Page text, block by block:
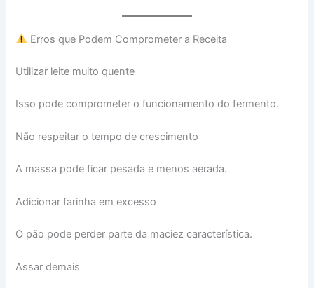
Erros que Podem Comprometer a Receita
Utilizar leite muito quente
Isso pode comprometer o funcionamento do fermento.
Não respeitar o tempo de crescimento
A massa pode ficar pesada e menos aerada.
Adicionar farinha em excesso
O pão pode perder parte da maciez característica.
Assar demais